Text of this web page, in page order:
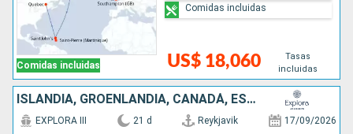
Comidas incluidas US$ 18,060
Tasas
incluidas
Comidas incluidas
ISLANDIA, GROENLANDIA, CANADÁ, ESTADOS UNIDOS
EXPLORA III 21 d Reykjavik 17/09/2026